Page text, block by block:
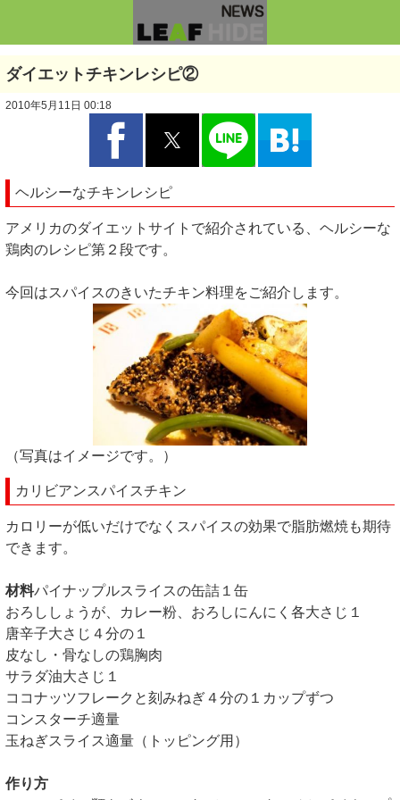
ダイエットチキンレシピ②
2010年5月11日 00:18
ヘルシーなチキンレシピ
アメリカのダイエットサイトで紹介されている、ヘルシーな
鶏肉のレシピ第２段です。
今回はスパイスのきいたチキン料理をご紹介します。
（写真はイメージです。）
カリビアンスパイスチキン
カロリーが低いだけでなくスパイスの効果で脂肪燃焼も期待
できます。
材料パイナップルスライスの缶詰１缶
おろししょうが、カレー粉、おろしにんにく各大さじ１
唐辛子大さじ４分の１
皮なし・骨なしの鶏胸肉
サラダ油大さじ１
ココナッツフレークと刻みねぎ４分の１カップずつ
コンスターチ適量
玉ねぎスライス適量（トッピング用）
作り方